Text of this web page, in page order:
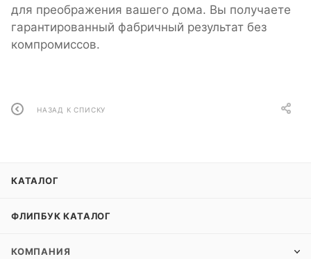
для преображения вашего дома. Вы получаете
гарантированный фабричный результат без
компромиссов.
НАЗАД К СПИСКУ
КАТАЛОГ
ФЛИПБУК КАТАЛОГ
КОМПАНИЯ